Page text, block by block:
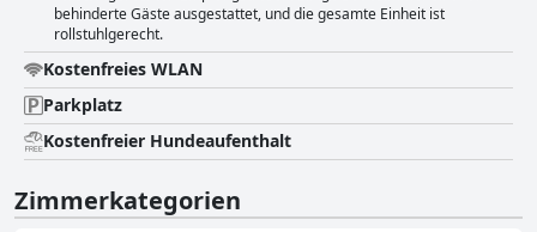
behinderte Gäste ausgestattet, und die gesamte Einheit ist
rollstuhlgerecht.
Kostenfreies WLAN
Parkplatz
Kostenfreier Hundeaufenthalt
Zimmerkategorien